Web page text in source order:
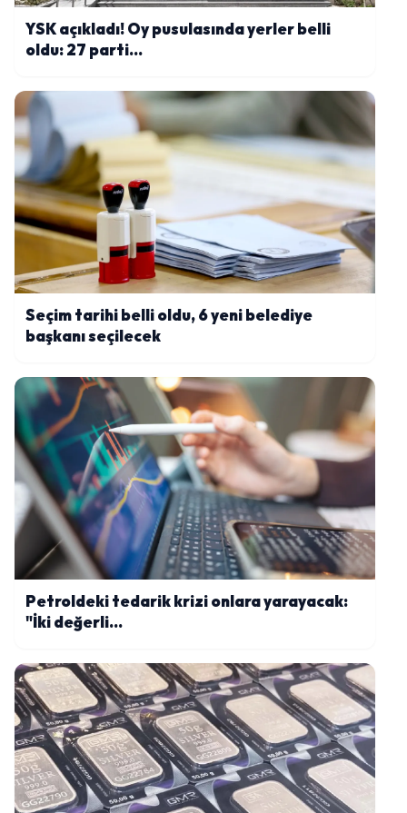
YSK açıkladı! Oy pusulasında yerler belli
oldu: 27 parti...
Seçim tarihi belli oldu, 6 yeni belediye
başkanı seçilecek
Petroldeki tedarik krizi onlara yarayacak:
"İki değerli...